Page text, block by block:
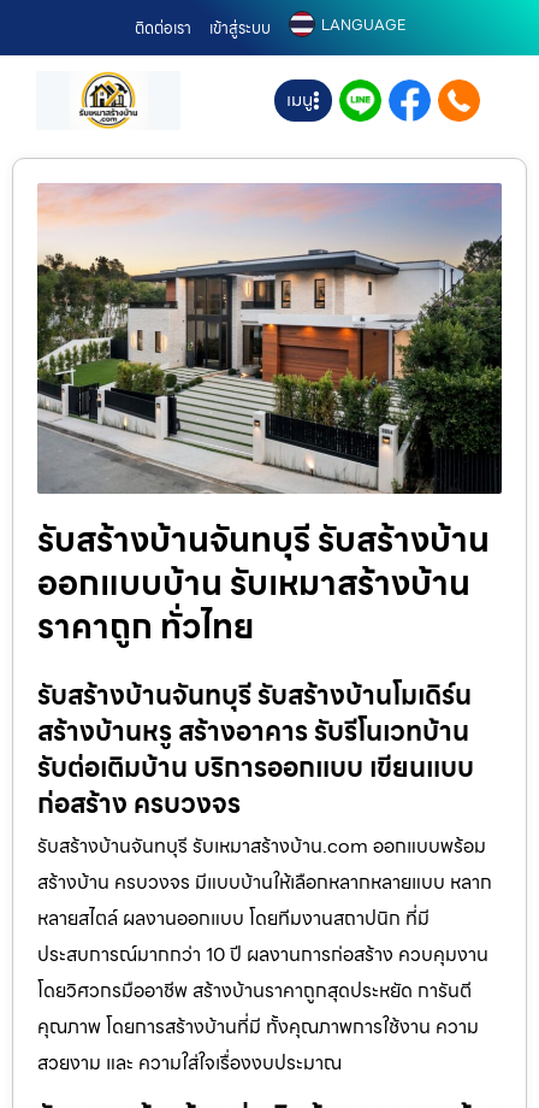
ติดต่อเรา เข้าสู่ระบบ LANGUAGE
เมนู
รับสร้างบ้านจันทบุรี รับสร้างบ้าน
ออกแบบบ้าน รับเหมาสร้างบ้าน
ราคาถูก ทั่วไทย
รับสร้างบ้านจันทบุรี รับสร้างบ้านโมเดิร์น
สร้างบ้านหรู สร้างอาคาร รับรีโนเวทบ้าน
รับต่อเติมบ้าน บริการออกแบบ เขียนแบบ
ก่อสร้าง ครบวงจร
รับสร้างบ้านจันทบุรี รับเหมาสร้างบ้าน.com ออกแบบพร้อม
สร้างบ้าน ครบวงจร มีแบบบ้านให้เลือกหลากหลายแบบ หลาก
หลายสไตล์ ผลงานออกแบบ โดยทีมงานสถาปนิก ที่มี
ประสบการณ์มากกว่า 10 ปี ผลงานการก่อสร้าง ควบคุมงาน
โดยวิศวกรมืออาชีพ สร้างบ้านราคาถูกสุดประหยัด การันตี
คุณภาพ โดยการสร้างบ้านที่มี ทั้งคุณภาพการใช้งาน ความ
สวยงาม และ ความใส่ใจเรื่องงบประมาณ